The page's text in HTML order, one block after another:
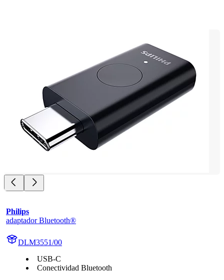
Philips
adaptador Bluetooth®
DLM3551/00
USB-C
Conectividad Bluetooth